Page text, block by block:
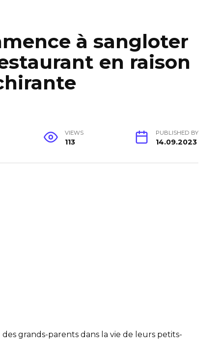
à sangloter
en raison
VIEWS
113
PUBLISHED BY
14.09.2023
grands-parents dans la vie de leurs petits-